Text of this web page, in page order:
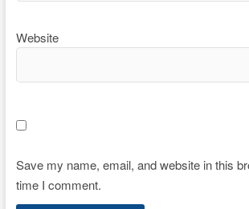
Website
Save my name, email, and website in this
time I comment.